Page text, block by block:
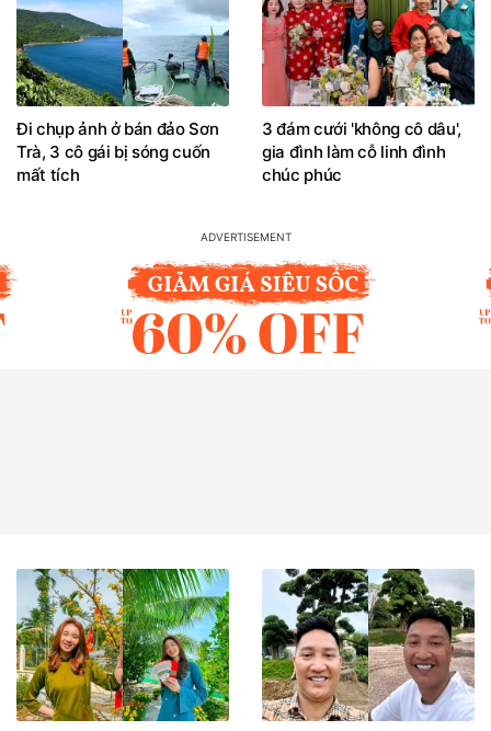
Đi chụp ảnh ở bán đảo Sơn
Trà, 3 cô gái bị sóng cuốn
mất tích
3 đám cưới 'không cô dâu',
gia đình làm cỗ linh đình
chúc phúc